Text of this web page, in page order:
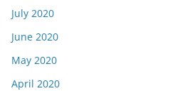
July 2020
June 2020
May 2020
April 2020